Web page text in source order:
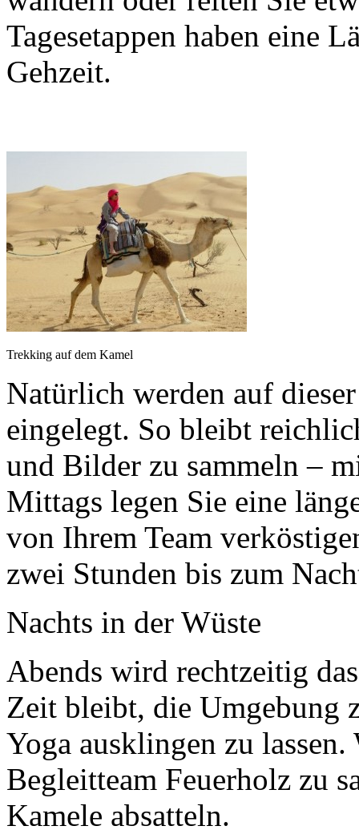
Tagesetappen haben eine
Gehzeit.
Trekking auf dem Kamel
Natürlich werden auf
eingelegt. So bleibt
und Bilder zu sammeln –
Mittags legen Sie eine
von Ihrem Team
zwei Stunden bis zum
Nachts in der Wüste
Abends wird rechtzeitig
Zeit bleibt, die Umgebung
Yoga ausklingen zu
Begleitteam Feuerholz zu
Kamele absatteln.